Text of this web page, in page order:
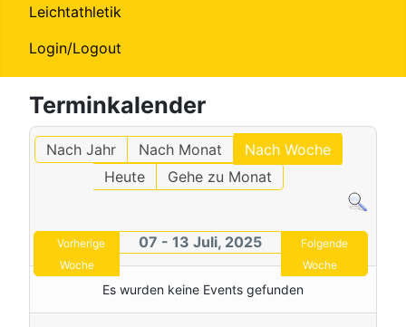
Leichtathletik
Login/Logout
Terminkalender
Nach Jahr Nach Monat
Nach Woche
Heute
Gehe zu Monat
Vorherige
Woche
07 - 13 Juli, 2025
Folgende
Woche
Es wurden keine Events gefunden